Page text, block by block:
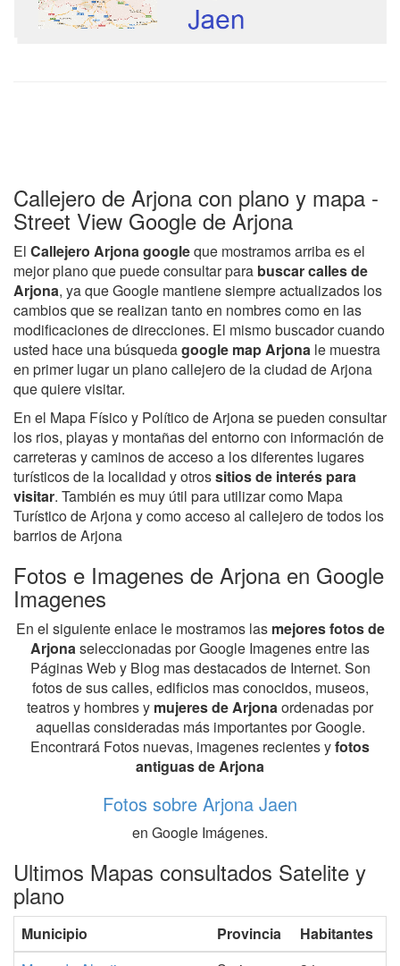
Callejero de Arjona con plano y mapa -
Street View Google de Arjona
El Callejero Arjona googleque mostramos arriba es el
mejor plano que puede consultar para buscar calles de
Arjona, ya que Google mantiene siempre actualizados los
cambios que se realizan tanto en nombres como en las
modificaciones de direcciones. El mismo buscador cuando
usted hace una búsquedagoogle map Arjona le muestra
en primer lugar un plano callejero de la ciudad de Arjona
que quiere visitar.
En el Mapa Físico y Político de Arjona se pueden consultar
los rios, playas y montañas del entorno con información de
carreteras y caminos de acceso a los diferentes lugares
turísticos de la localidad y otrossitios de interés para
visitar. También es muy útil para utilizar como Mapa
Turístico de Arjona y como acceso al callejero de todos los
barrios de Arjona
Fotos e Imagenes de Arjona en Google
Imagenes
En el siguiente enlace le mostramos las mejores fotos de
Arjonaseleccionadas por Google Imagenes entre las
Páginas Web y Blog mas destacados de Internet. Son
fotos de sus calles, edificios mas conocidos, museos,
teatros y hombres y mujeres de Arjonaordenadas por
aquellas consideradas más importantes por Google.
Encontrará Fotos nuevas, imagenes recientes yfotos
antiguas de Arjona
Fotos sobre Arjona Jaen
en Google Imágenes.
Ultimos Mapas consultados Satelite y
plano
Municipio Provincia
Habitantes